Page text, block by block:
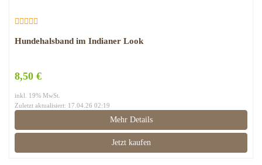
Hundehalsband im Indianer Look
8,50 €
inkl. 19% MwSt.
Zuletzt aktualisiert: 17.04.26 02:19
Mehr Details
Jetzt kaufen